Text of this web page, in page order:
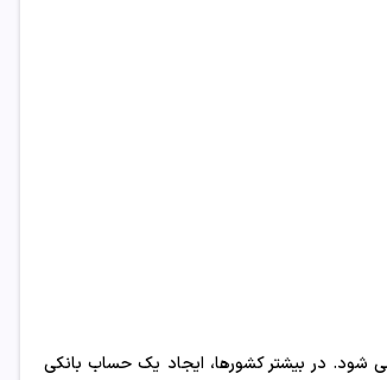
در بیشتر کشورها، ایجاد یک حساب بانکی